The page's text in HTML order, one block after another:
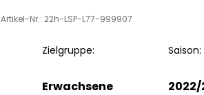
Artikel-Nr.: 22h-LSP-L77-999907
Zielgruppe:
Erwachsene
Saison:
2022/